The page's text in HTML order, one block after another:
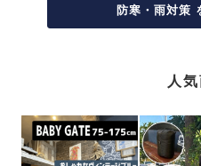
防寒・雨対策
人